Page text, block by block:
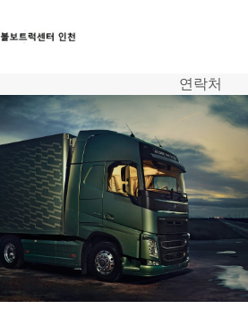
트럭
서비스
뉴스
연락처
연락처